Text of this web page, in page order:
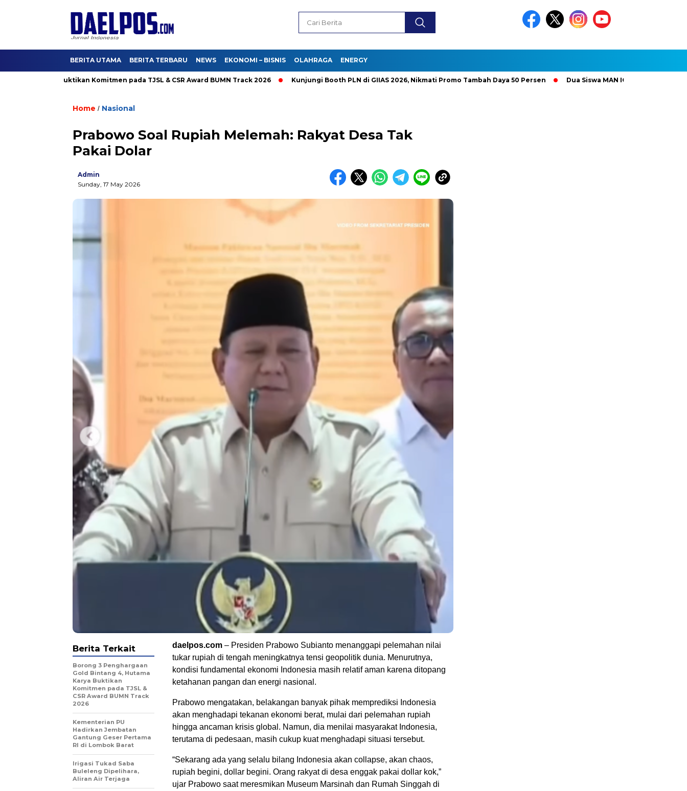
BERITA UTAMA BERITA TERBARU NEWS EKONOMI – BISNIS OLAHRAGA ENERGY
Karya Buktikan Komitmen pada TJSL & CSR Award BUMN Track 2026 Kunjungi Booth PLN di GIIAS 2026, Nikmati Promo Tambah Daya 50 Persen Dua Siswa MAN IC Serpong Wakili RI di
Home / Nasional
Prabowo Soal Rupiah Melemah: Rakyat Desa Tak
Pakai Dolar
Admin
Sunday, 17 May 2026
daelpos.com – Presiden Prabowo Subianto menanggapi pelemahan nilai
tukar rupiah di tengah meningkatnya tensi geopolitik dunia. Menurutnya,
kondisi fundamental ekonomi Indonesia masih relatif aman karena ditopang
ketahanan pangan dan energi nasional.
Prabowo mengatakan, belakangan banyak pihak memprediksi Indonesia
akan menghadapi tekanan ekonomi berat, mulai dari pelemahan rupiah
hingga ancaman krisis global. Namun, dia menilai masyarakat Indonesia,
terutama di pedesaan, masih cukup kuat menghadapi situasi tersebut.
“Sekarang ada yang selalu bilang Indonesia akan collapse, akan chaos,
rupiah begini, dollar begini. Orang rakyat di desa enggak pakai dollar kok,”
ujar Prabowo saat meresmikan Museum Marsinah dan Rumah Singgah di
Berita Terkait
Borong 3 Penghargaan
Gold Bintang 4, Hutama
Karya Buktikan
Komitmen pada TJSL &
CSR Award BUMN Track
2026
Kementerian PU
Hadirkan Jembatan
Gantung Geser Pertama
RI di Lombok Barat
Irigasi Tukad Saba
Buleleng Dipelihara,
Aliran Air Terjaga